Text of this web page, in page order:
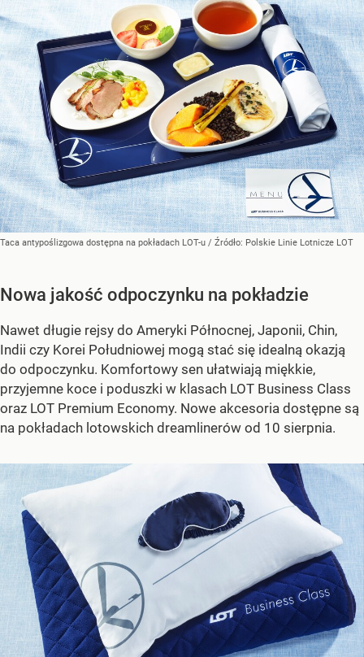
Taca antypoślizgowa dostępna na pokładach LOT-u / Źródło: Polskie Linie Lotnicze LOT
Nowa jakość odpoczynku na pokładzie
Nawet długie rejsy do Ameryki Północnej, Japonii, Chin,
Indii czy Korei Południowej mogą stać się idealną okazją
do odpoczynku. Komfortowy sen ułatwiają miękkie,
przyjemne koce i poduszki w klasach LOT Business Class
oraz LOT Premium Economy. Nowe akcesoria dostępne są
na pokładach lotowskich dreamlinerów od 10 sierpnia.